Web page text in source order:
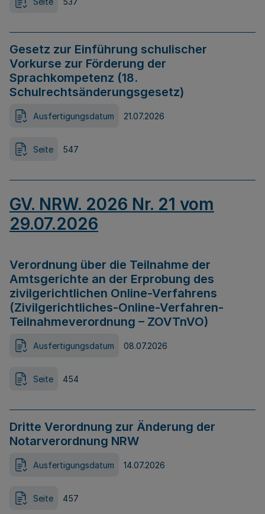
Gesetz zur Einführung schulischer
Vorkurse zur Förderung der
Sprachkompetenz (18.
Schulrechtsänderungsgesetz)
Ausfertigungsdatum 21.07.2026
Seite 547
GV. NRW. 2026 Nr. 21 vom
29.07.2026
Verordnung über die Teilnahme der
Amtsgerichte an der Erprobung des
zivilgerichtlichen Online-Verfahrens
(Zivilgerichtliches-Online-Verfahren-
Teilnahmeverordnung – ZOVTnVO)
Ausfertigungsdatum 08.07.2026
Seite 454
Dritte Verordnung zur Änderung der
Notarverordnung NRW
Ausfertigungsdatum 14.07.2026
Seite 457